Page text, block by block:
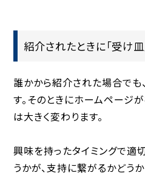
紹介されたときに「受け皿
誰かから紹介された場合でも
す。そのときにホームページ
は大きく変わります。
興味を持ったタイミングで適
うかが、支持に繋がるかどう